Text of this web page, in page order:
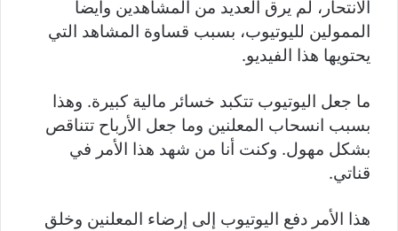
الانتحار، لم يرق العديد من المشاهدين وأيضاً
الممولين لليوتيوب، بسبب قساوة المشاهد التي
يحتويها هذا الفيديو.
ما جعل اليوتيوب تتكبد خسائر مالية كبيرة. وهذا
بسبب انسحاب المعلنين وما جعل الأرباح تتناقص
بشكل مهول. وكنت أنا من شهد هذا الأمر في
قناتي.
هذا الأمر دفع اليوتيوب إلى إرضاء المعلنين وخلق